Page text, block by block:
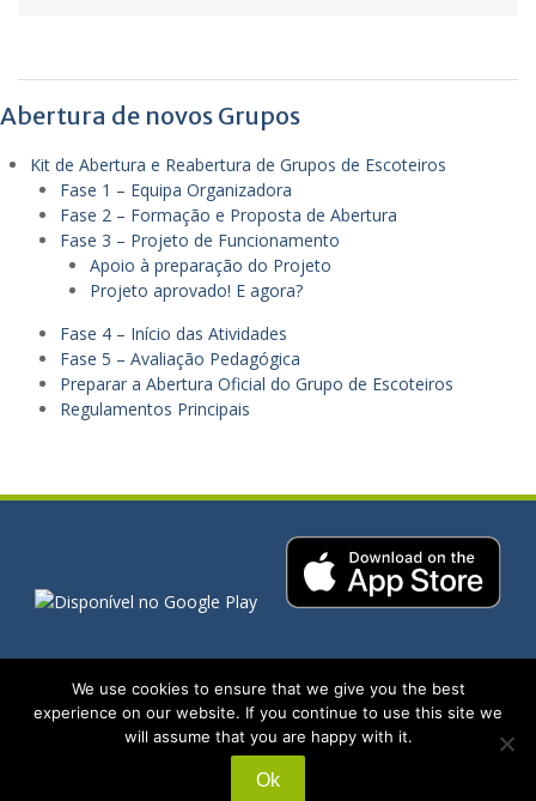
Abertura de novos Grupos
Kit de Abertura e Reabertura de Grupos de Escoteiros
Fase 1 – Equipa Organizadora
Fase 2 – Formação e Proposta de Abertura
Fase 3 – Projeto de Funcionamento
Apoio à preparação do Projeto
Projeto aprovado! E agora?
Fase 4 – Início das Atividades
Fase 5 – Avaliação Pedagógica
Preparar a Abertura Oficial do Grupo de Escoteiros
Regulamentos Principais
Copyright. All rights reserved.
Proudly powered by WordPress
We use cookies to ensure that we give you the best
experience on our website. If you continue to use this site we
will assume that you are happy with it.
Ok